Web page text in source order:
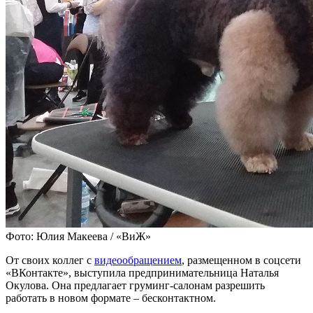
Фото: Юлия Макеева / «ВиЖ»
От своих коллег с видеообращением, размещенном в соцсети
«ВКонтакте», выступила предпринимательница Наталья
Окулова. Она предлагает груминг-салонам разрешить
работать в новом формате – бесконтактном.